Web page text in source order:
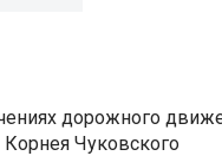
дорожного
Чуковского